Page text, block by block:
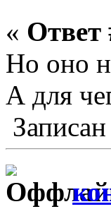
« Ответ
Но оно
А для
Записан